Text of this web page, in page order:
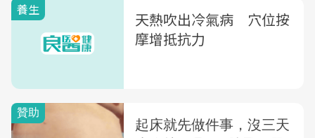
養生
天熱吹出冷氣病 穴位按
摩增抵抗力